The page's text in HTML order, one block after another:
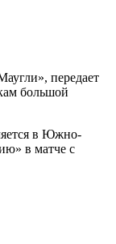
передает
большой
в Южно-
в матче с